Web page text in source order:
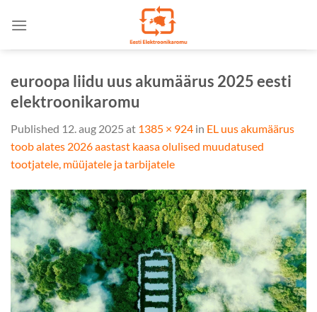
euroopa liidu uus akumäärus 2025 eesti
elektroonikaromu
Published 12. aug 2025 at 1385 × 924 in EL uus akumäärus
toob alates 2026 aastast kaasa olulised muudatused
tootjatele, müüjatele ja tarbijatele